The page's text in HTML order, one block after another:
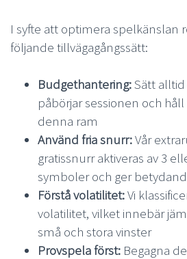
I syfte att optimera spelkänslan
följande tillvägagångssätt:
Budgethantering:Sätt
påbörjar sessionen och
denna ram
Använd fria snurr:Vår
gratissnurr aktiveras av 3
symboler och ger
Förstå volatilitet:Vi
volatilitet, vilket innebär
små och stora vinster
Provspela först: Begagna